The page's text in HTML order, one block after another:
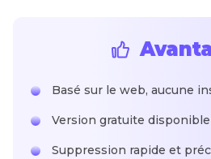
Basé sur le web, aucune
Version gratuite disponible
Suppression rapide et